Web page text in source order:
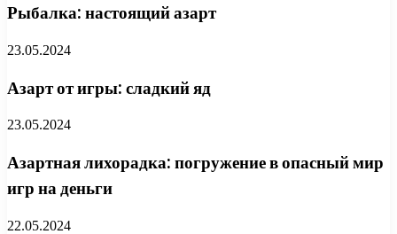
Рыбалка: настоящий азарт
23.05.2024
Азарт от игры: сладкий яд
23.05.2024
Азартная лихорадка: погружение в опасный мир
игр на деньги
22.05.2024